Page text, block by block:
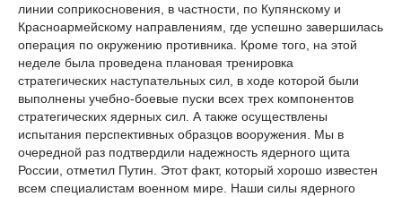
линии соприкосновения, в частности, по Купянскому и
Красноармейскому направлениям, где успешно завершилась
операция по окружению противника. Кроме того, на этой
неделе была проведена плановая тренировка
стратегических наступательных сил, в ходе которой были
выполнены учебно-боевые пуски всех трех компонентов
стратегических ядерных сил. А также осуществлены
испытания перспективных образцов вооружения. Мы в
очередной раз подтвердили надежность ядерного щита
России, отметил Путин. Этот факт, который хорошо известен
всем специалистам военном мире. Наши силы ядерного